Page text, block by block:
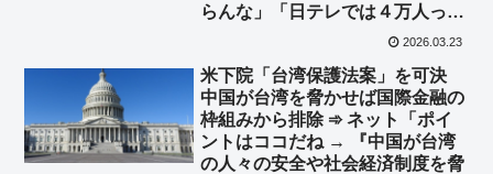
らんな」「日テレでは４万人って
2026.03.23
米下院「台湾保護法案」を可決
中国が台湾を脅かせば国際金融の
枠組みから排除 ➾ ネット「ポイ
ントはココだね → 『中国が台湾
の人々の安全や社会経済制度を脅